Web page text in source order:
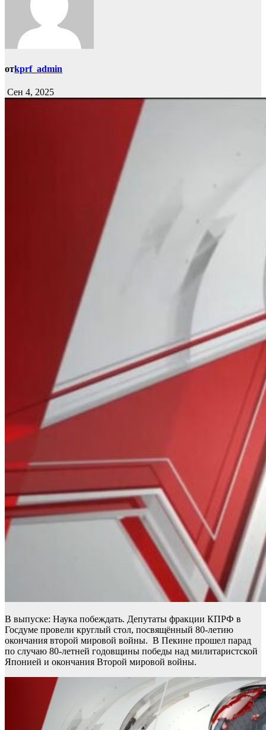
отkprf_admin
Сен 4, 2025
В выпуске: Наука побеждать. Депутаты фракции КПРФ в
Госдуме провели круглый стол, посвящённый 80-летию
окончания второй мировой войны. В Пекине прошел парад
по случаю 80-летней годовщины победы над милитаристской
Японией и окончания Второй мировой войны.